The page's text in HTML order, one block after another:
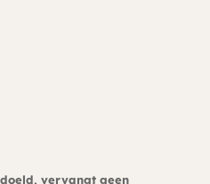
vervangt geen